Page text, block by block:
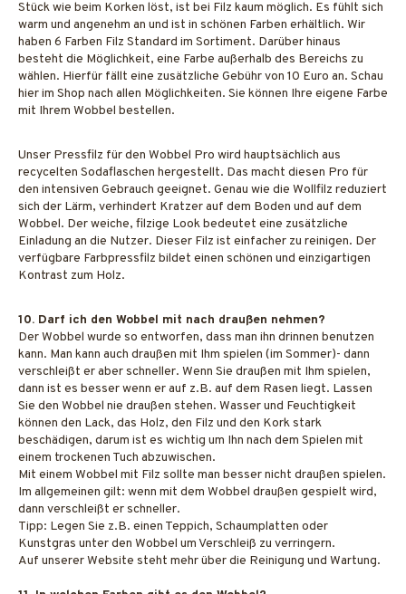
Stück wie beim Korken löst, ist bei Filz kaum möglich. Es fühlt sich
warm und angenehm an und ist in schönen Farben erhältlich. Wir
haben 6 Farben Filz Standard im Sortiment. Darüber hinaus
besteht die Möglichkeit, eine Farbe außerhalb des Bereichs zu
wählen. Hierfür fällt eine zusätzliche Gebühr von 10 Euro an. Schau
hier im Shop nach allen Möglichkeiten. Sie können Ihre eigene Farbe
mit Ihrem Wobbel bestellen.
Unser Pressfilz für den Wobbel Pro wird hauptsächlich aus
recycelten Sodaflaschen hergestellt. Das macht diesen Pro für
den intensiven Gebrauch geeignet. Genau wie die Wollfilz reduziert
sich der Lärm, verhindert Kratzer auf dem Boden und auf dem
Wobbel. Der weiche, filzige Look bedeutet eine zusätzliche
Einladung an die Nutzer. Dieser Filz ist einfacher zu reinigen. Der
verfügbare Farbpressfilz bildet einen schönen und einzigartigen
Kontrast zum Holz.
10. Darf ich den Wobbel mit nach draußen nehmen?
Der Wobbel wurde so entworfen, dass man ihn drinnen benutzen
kann. Man kann auch draußen mit Ihm spielen (im Sommer)- dann
verschleißt er aber schneller. Wenn Sie draußen mit Ihm spielen,
dann ist es besser wenn er auf z.B. auf dem Rasen liegt. Lassen
Sie den Wobbel nie draußen stehen. Wasser und Feuchtigkeit
können den Lack, das Holz, den Filz und den Kork stark
beschädigen, darum ist es wichtig um Ihn nach dem Spielen mit
einem trockenen Tuch abzuwischen.
Mit einem Wobbel mit Filz sollte man besser nicht draußen spielen.
Im allgemeinen gilt: wenn mit dem Wobbel draußen gespielt wird,
dann verschleißt er schneller.
Tipp: Legen Sie z.B. einen Teppich, Schaumplatten oder
Kunstgras unter den Wobbel um Verschleiß zu verringern.
Auf unserer Website steht mehr über die Reinigung und Wartung.